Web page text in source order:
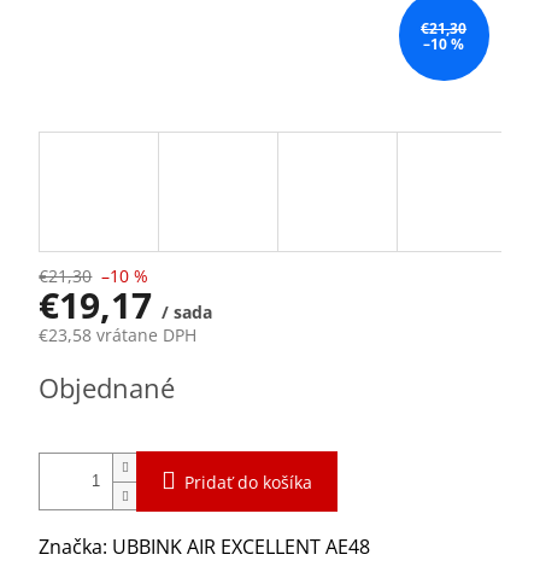
€21,30
–10 %
€21,30 –10 %
€19,17/ sada
€23,58 vrátane DPH
cena:
Objednané
Pridať do košíka
Značka: UBBINK AIR EXCELLENT AE48